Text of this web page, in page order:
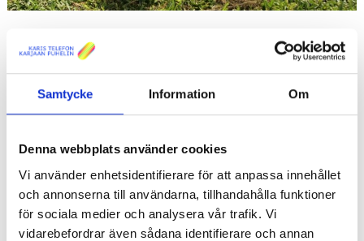
Samtycke Information Om
Denna webbplats använder cookies
Vi använder enhetsidentifierare för att anpassa innehållet
och annonserna till användarna, tillhandahålla funktioner
för sociala medier och analysera vår trafik. Vi
vidarebefordrar även sådana identifierare och annan
Är du redo att sköta grävningen av fiberkabeln på din egen
en ny gör det själv-fiberanslutning till
ditt egnahem!
Nu har du en möjlighet att ansluta din fastighet till fibernätet till
rabatterat pris: